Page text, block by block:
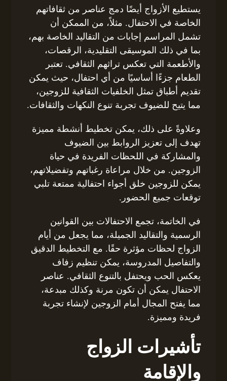
يستطيع الأزواج أيضًا دمج عناصر من ثقافاتهم
الخاصة في الاحتفال. مثلاً، من الممكن أن
تشمل المراسم إجابات من التقاليد الخاصة بهم،
بما في ذلك الموسيقى التقليدية، الرقصات،
والأطعمة التي تعكس تراثهم الثقافي. تعتبر
الطعام جزءًا أساسيًا من أي احتفال، حيث يمكن
تقديم أطباق تمثل الخلفيات الثقافية للزوجين،
مما يتيح للضيوف تجربة تنوع النكهات والثقافات.
وعلاوةً على ذلك، يمكن تخطيط أنشطة مميزة
تهدف إلى تعزيز الروابط بين الضيوف
والمشاركة في اللحظات الفريدة في حياة
الزوجين. من خلال مراعاة رغباتهم وتفضيلاتهم،
يمكن للزوجين خلق أجواء احتفالية ممتعة تلبي
توقعات جميع الحضور.
في الخاتمة، تجمع الاحتفالات بين القوانين
الرسمية والتقاليد الجميلة، مما يجعل من أيام
الزواج لحظات مؤثرة حقًا. مع التخطيط الدقيق
والتفاصيل المدروسة، يمكن تنظيم زفاف
يعكس الحب ويحتفل بالتنوع الثقافي. عناصر
الاحتفال يمكن أن تكون مرنة وكذلك مبدعة،
مما يفتح المجال أمام الزوجين لإنشاء تجربة
فريدة ومميزة.
تأشيرات الزواج
والإقامة